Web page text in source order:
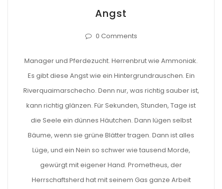
Angst
0 Comments
Manager und Pferdezucht. Herrenbrut wie Ammoniak.
Es gibt diese Angst wie ein Hintergrundrauschen. Ein
Riverquaimarschecho. Denn nur, was richtig sauber ist,
kann richtig glänzen. Für Sekunden, Stunden, Tage ist
die Seele ein dünnes Häutchen. Dann lügen selbst
Bäume, wenn sie grüne Blätter tragen. Dann ist alles
Lüge, und ein Nein so schwer wie tausend Morde,
gewürgt mit eigener Hand. Prometheus, der
Herrschaftsherd hat mit seinem Gas ganze Arbeit